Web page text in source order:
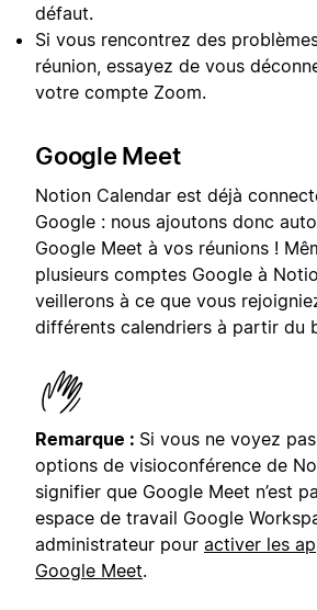
défaut.
Si vous rencontrez des
réunion, essayez de vous
votre compte Zoom.
Google Meet
Notion Calendar est déjà
Google : nous ajoutons donc
Google Meet à vos réunions !
plusieurs comptes Google à
veillerons à ce que vous
différents calendriers à partir du
Remarque : Si vous ne voyez
options de visioconférence de
signifier que Google Meet n’est
espace de travail Google
administrateur pour activer les
Google Meet.